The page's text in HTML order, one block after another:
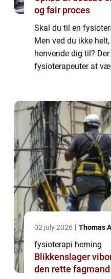
og fair proces
Skal du til en
Men ved du ikke
henvende dig til?
fysioterapeuter at
som kan ...
02 july 2026 Thomas
fysioterapi herning
Blikkenslager viborg sådan
den rette